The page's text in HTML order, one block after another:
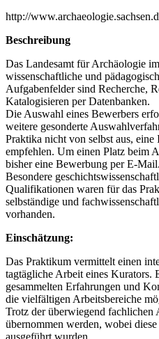
http://
Beschreibung
Das Landesamt für Archäologie
wissenschaftliche und
Aufgabenfelder sind Recherche,
Katalogisieren per Datenbanken.
Die Auswahl eines Bewerbers
weitere gesonderte
Praktika nicht von selbst aus,
empfehlen. Um einen Platz beim
bisher eine Bewerbung per E-Mail.
Besondere
Qualifikationen waren für das
selbständige und
vorhanden.
Einschätzung:
Das Praktikum vermittelt einen
tagtägliche Arbeit eines Kurators.
gesammelten Erfahrungen und
die vielfältigen Arbeitsbereiche
Trotz der überwiegend fachlichen
übernommen werden, wobei